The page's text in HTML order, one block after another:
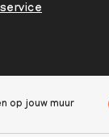
op jouw muur